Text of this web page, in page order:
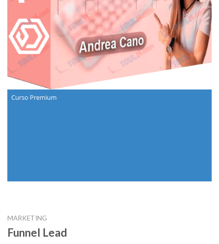
Curso Premium
MARKETING
Funnel Lead